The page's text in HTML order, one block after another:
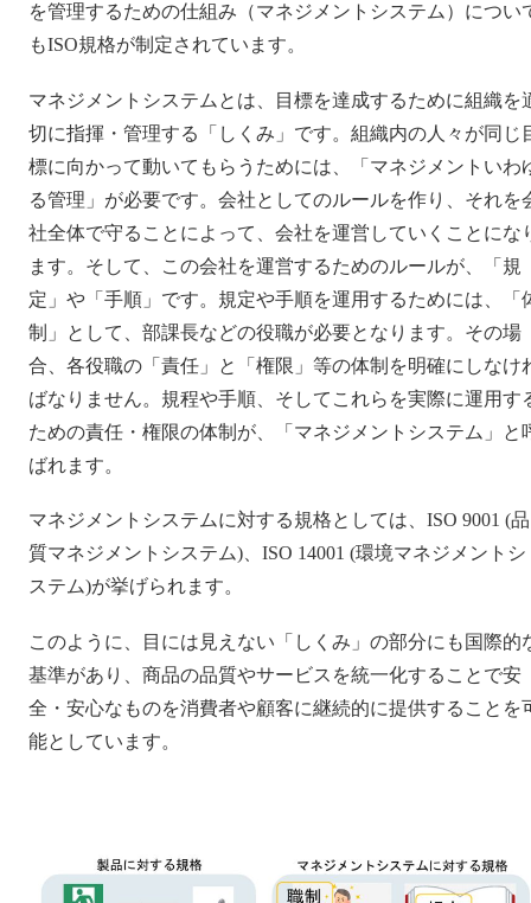
を管理するための仕組み（マネジメントシステム）につい
もISO規格が制定されています。
マネジメントシステムとは、目標を達成するために組織を
切に指揮・管理する「しくみ」です。組織内の人々が同じ
標に向かって動いてもらうためには、「マネジメントいわ
る管理」が必要です。会社としてのルールを作り、それを
社全体で守ることによって、会社を運営していくことにな
ます。そして、この会社を運営するためのルールが、「規
定」や「手順」です。規定や手順を運用するためには、「
制」として、部課長などの役職が必要となります。その場
合、各役職の「責任」と「権限」等の体制を明確にしなけ
ばなりません。規程や手順、そしてこれらを実際に運用す
ための責任・権限の体制が、「マネジメントシステム」と
ばれます。
マネジメントシステムに対する規格としては、ISO 9001 (品
質マネジメントシステム)、ISO 14001 (環境マネジメントシ
ステム)が挙げられます。
このように、目には見えない「しくみ」の部分にも国際的
基準があり、商品の品質やサービスを統一化することで安
全・安心なものを消費者や顧客に継続的に提供することを
能としています。